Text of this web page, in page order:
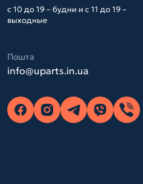
с 10 до 19 – будни и с 11 до 19 –
выходные
Пошта
info@uparts.in.ua